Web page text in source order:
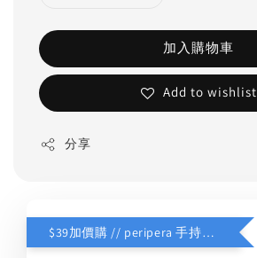
加入購物車
Add to wishlist
分享
$39加價購 // peripera 手持化妝鏡